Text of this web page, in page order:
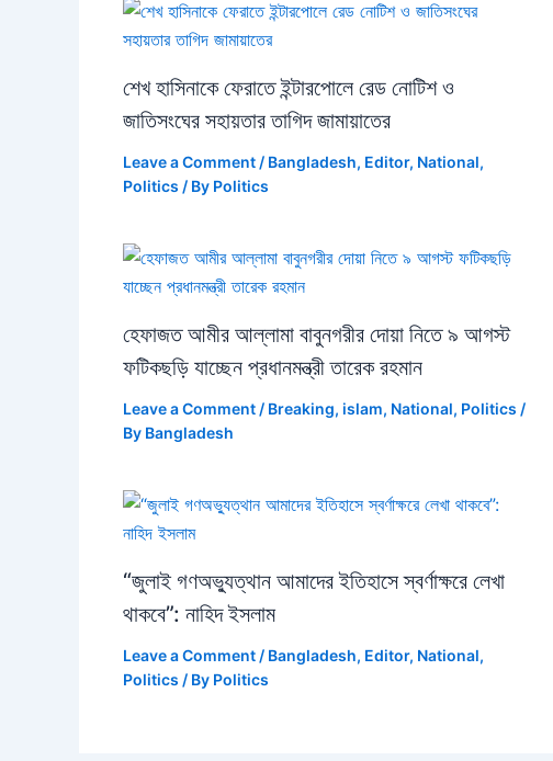
শেখ হাসিনাকে ফেরাতে ইন্টারপোলে রেড নোটিশ ও
জাতিসংঘের সহায়তার তাগিদ জামায়াতের
Leave a Comment / Bangladesh, Editor, National,
Politics / By Politics
হেফাজত আমীর আল্লামা বাবুনগরীর দোয়া নিতে ৯ আগস্ট
ফটিকছড়ি যাচ্ছেন প্রধানমন্ত্রী তারেক রহমান
Leave a Comment / Breaking, islam, National, Politics /
By Bangladesh
“জুলাই গণঅভ্যুত্থান আমাদের ইতিহাসে স্বর্ণাক্ষরে লেখা
থাকবে”: নাহিদ ইসলাম
Leave a Comment / Bangladesh, Editor, National,
Politics / By Politics